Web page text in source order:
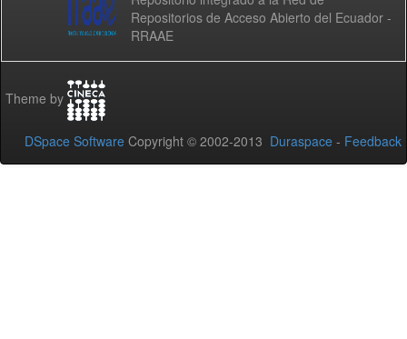
Repositorios de Acceso Abierto del Ecuador -
RRAAE
Theme by
DSpace Software Copyright © 2002-2013 Duraspace - Feedback